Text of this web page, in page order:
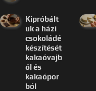
Kipróbált
uk a házi
csokoládé
készítését
kakaóvajb
ól és
kakaópor
ból